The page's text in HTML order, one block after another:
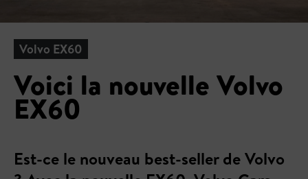
Volvo EX60
Voici la nouvelle Volvo
EX60
Est-ce le nouveau best-seller de Volvo